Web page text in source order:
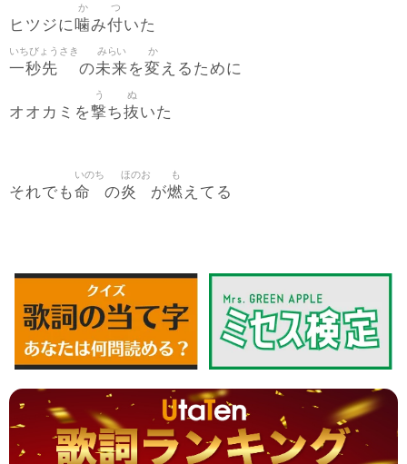
ヒツジに噛
か
み付
つ
いた
一秒先
いちびょうさき
の未来
みらい
を変
か
えるために
オオカミを撃
う
ち抜
ぬ
いた
それでも命
いのち
の炎
ほのお
が燃
も
えてる